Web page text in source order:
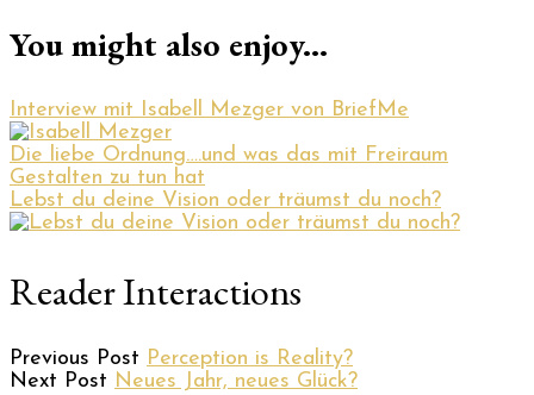
You might also enjoy...
Interview mit Isabell Mezger von BriefMe
Die liebe Ordnung….und was das mit Freiraum
Gestalten zu tun hat
Lebst du deine Vision oder träumst du noch?
Reader Interactions
Previous Post Perception is Reality?
Next Post Neues Jahr, neues Glück?